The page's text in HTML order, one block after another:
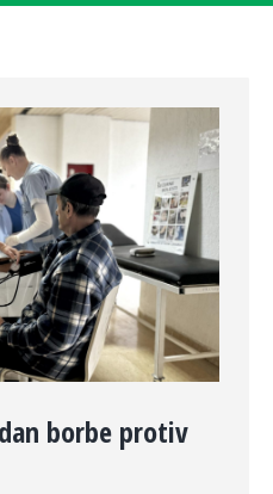
borbe protiv